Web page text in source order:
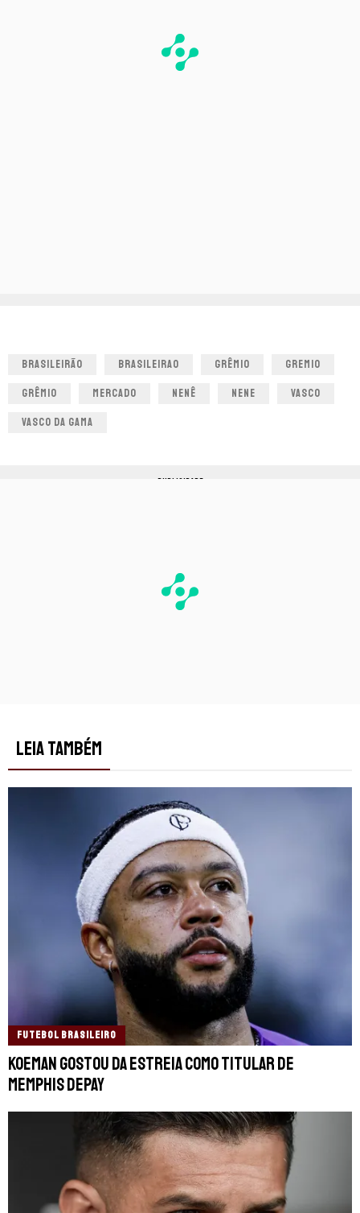
BRASILEIRÃO BRASILEIRAO GRÊMIO GREMIO
GRÊMIO MERCADO NENÊ NENE VASCO
VASCO DA GAMA
PUBLICIDADE
LEIA TAMBÉM
FUTEBOL BRASILEIRO
Koeman gostou da estreia como titular de
Memphis Depay